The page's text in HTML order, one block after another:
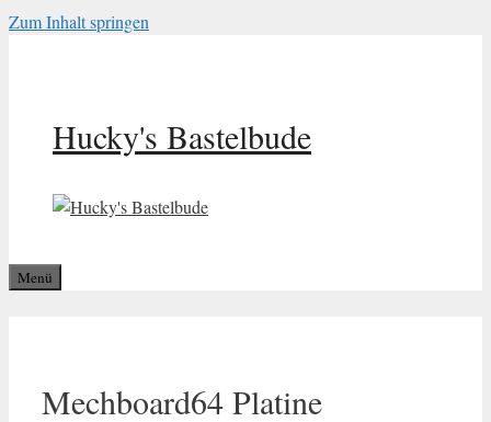
Zum Inhalt springen
Hucky's Bastelbude
Menü
Mechboard64 Platine